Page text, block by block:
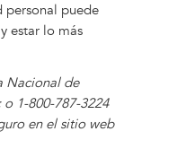
personal puede
estar lo más
Nacional de
1-800-787-3224
en el sitio web